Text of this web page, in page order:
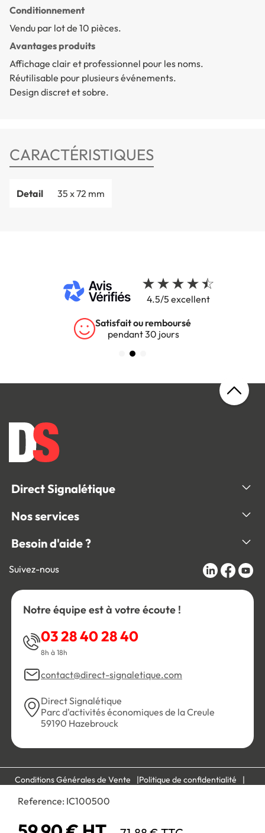
Reference: IC100500
Conditionnement
Vendu par lot de 10 pièces.
Avantages produits
Affichage clair et professionnel pour les noms.
Réutilisable pour plusieurs événements.
Design discret et sobre.
CARACTÉRISTIQUES
Detail 35 x 72 mm
4.5/5 excellent
Garantie 5 ans
sur tous nos produits
Direct Signalétique
Nos services
Besoin d'aide ?
Suivez-nous
Notre équipe est à votre écoute !
03 28 40 28 40
8h à 18h
contact@direct-signaletique.com
Direct Signalétique
Parc d'activités économiques de la Creule
59190 Hazebrouck
Conditions Générales de Vente
Politique de confidentialité
Mentions légales